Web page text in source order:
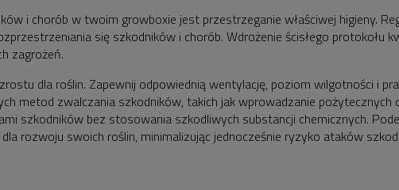
i chorób w twoim growboxie jest przestrzeganie właściwej higieny.
się szkodników i chorób. Wdrożenie ścisłego protokołu
zagrożeń.
dla roślin. Zapewnij odpowiednią wentylację, poziom wilgotności i
metod zwalczania szkodników, takich jak wprowadzanie
szkodników bez stosowania szkodliwych substancji chemicznych.
rozwoju swoich roślin, minimalizując jednocześnie ryzyko ataków